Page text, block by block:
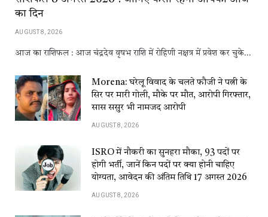
का दिन
AUGUST 8, 2026
आज का राशिफल : आज चंद्रदेव वृषभ राशि में रोहिणी नक्षत्र में प्रवेश कर चुके…
Morena: घरेलू विवाद के चलते फौजी ने पत्नी के
सिर पर मारी गोली, मौके पर मौत, आरोपी गिरफ्तार,
सास ससुर भी नामजद आरोपी
AUGUST 8, 2026
ISRO में नौकरी का सुनहरा मौका, 93 पदों पर
होगी भर्ती, जानें किन पदों पर क्या होनी चाहिए
योग्यता, आवेदन की अंतिम तिथि 17 अगस्त 2026
AUGUST 8, 2026